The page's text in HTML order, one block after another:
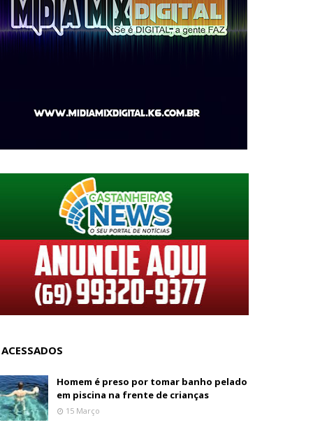
Homem é preso por tomar banho pelado
em piscina na frente de crianças
15 Março